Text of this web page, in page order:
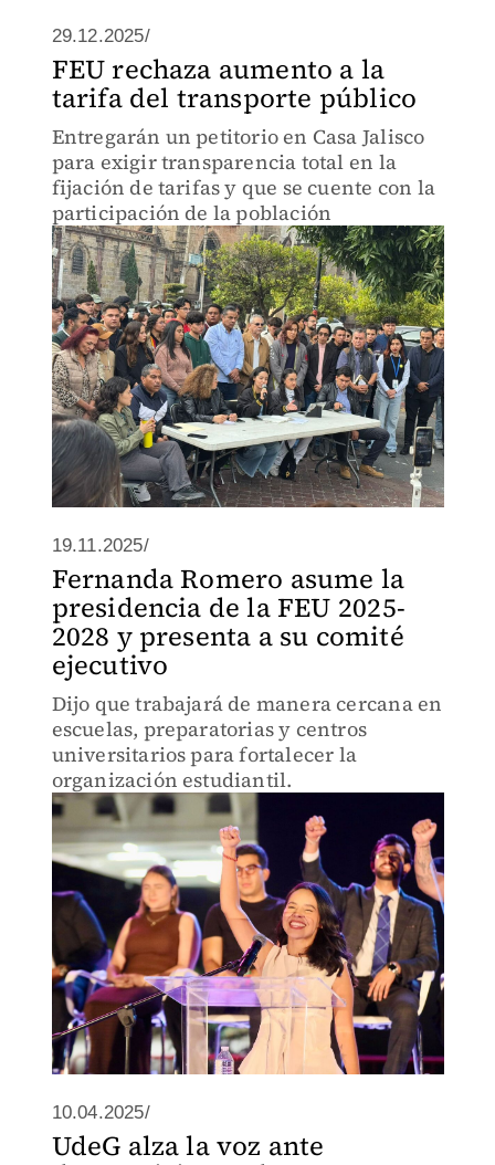
29.12.2025/
FEU rechaza aumento a la
tarifa del transporte público
Entregarán un petitorio en Casa Jalisco
para exigir transparencia total en la
fijación de tarifas y que se cuente con la
participación de la población
19.11.2025/
Fernanda Romero asume la
presidencia de la FEU 2025-
2028 y presenta a su comité
ejecutivo
Dijo que trabajará de manera cercana en
escuelas, preparatorias y centros
universitarios para fortalecer la
organización estudiantil.
10.04.2025/
UdeG alza la voz ante